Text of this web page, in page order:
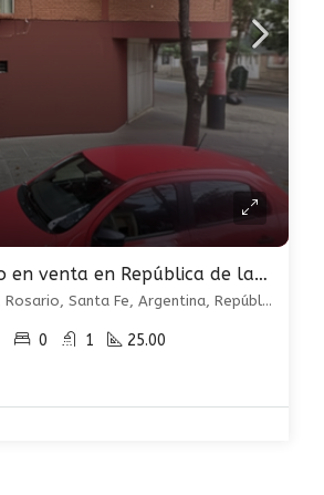
Departamento en venta en República de la Sexta
Cochabamba 05 , Rosario, Santa Fe, Argentina, República de la Sexta, Rosario
0 1 25.00